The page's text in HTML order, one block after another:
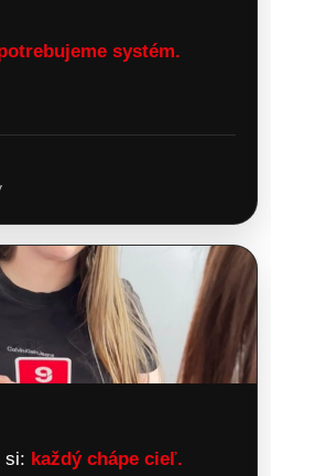
systém.
si: každý chápe cieľ.